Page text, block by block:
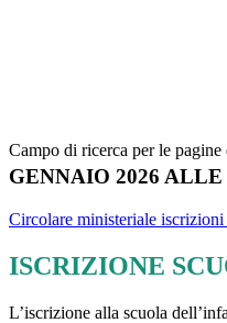
Campo di ricerca per le pagine
GENNAIO 2026 ALLE
Circolare ministeriale
ISCRIZIONE
L’iscrizione alla scuola